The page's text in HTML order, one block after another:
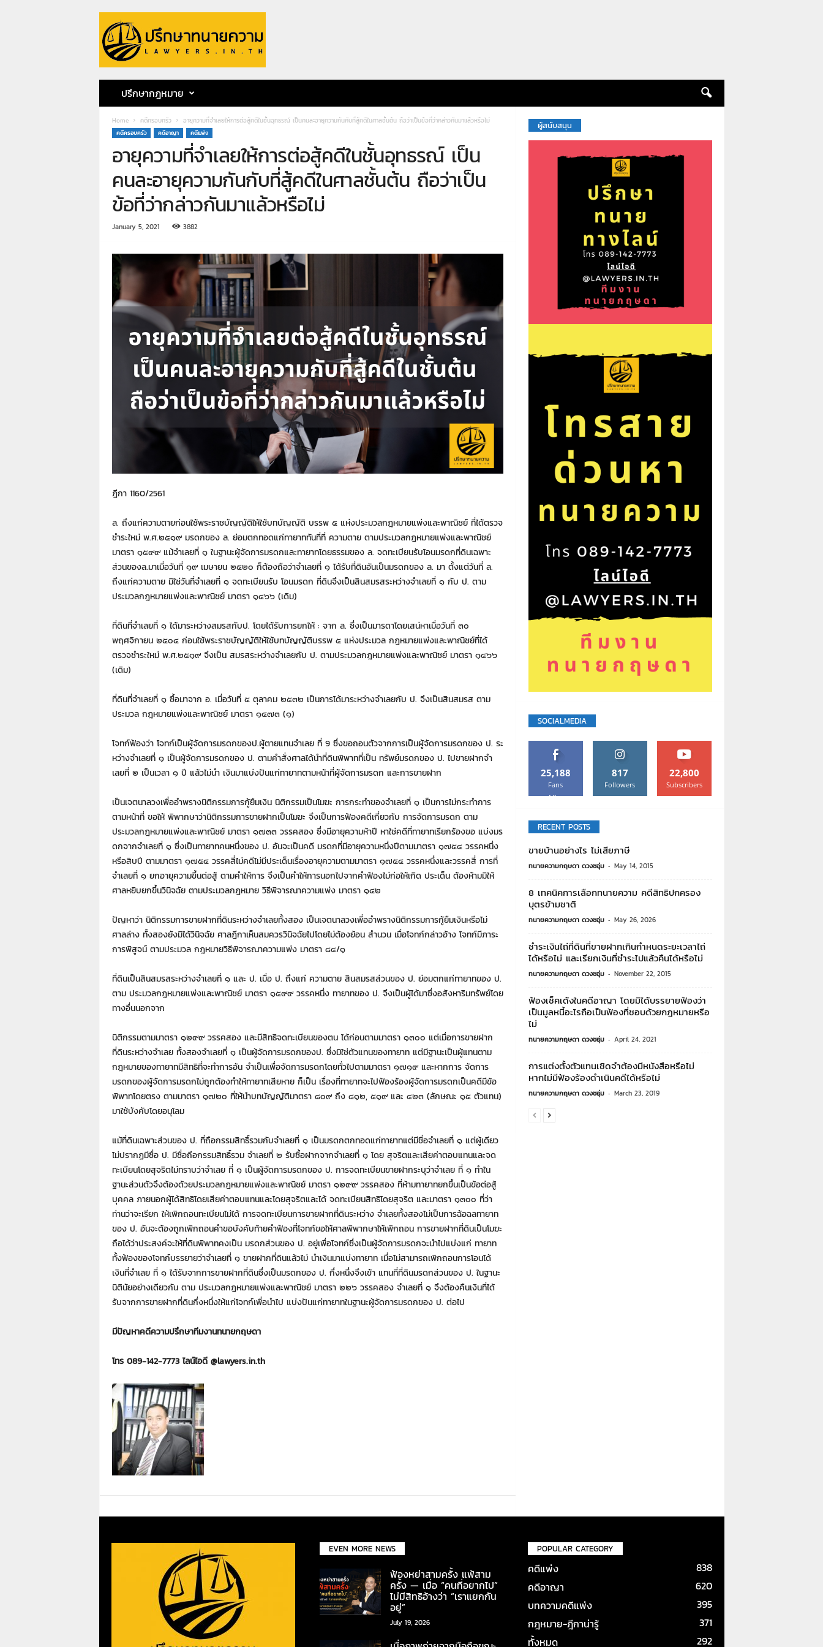
ป
ก
ษ
ปรึกษากฎหมาย
Home คดีครอบครัว อายุความที่จำเลยให้การต่อสู้คดีในชั้นอุทธรณ์ เป็นคนละอายุความกันกับที่สู้คดีในศาลชั้นต้น ถือว่าเป็นข้อที่ว่ากล่าวกันมาแล้วหรือไม่
คดีครอบครัว คดีอาญา คดีแพ่ง
อายุความที่จำเลยให้การต่อสู้คดีในชั้นอุทธรณ์ เป็น
คนละอายุความกันกับที่สู้คดีในศาลชั้นต้น ถือว่าเป็น
ข้อที่ว่ากล่าวกันมาแล้วหรือไม่
January 5, 2021 3882
ฎีกา 1160/2561
ล. ถึงแก่ความตายก่อนใช้พระราชบัญญัติให้ใช้บทบัญญัติ บรรพ ๕ แห่งประมวลกฎหมายแพ่งและพาณิชย์ ที่ได้ตรวจ
ชําระใหม่ พ.ศ.๒๕๑๙ มรดกของ ล. ย่อมตกทอดแก่ทายาททันที่ที่ ความตาย ตามประมวลกฎหมายแพ่งและพาณิชย์
มาตรา ๑๕๙๙ แม้จําเลยที่ ๑ ในฐานะผู้จัดการมรดกและทายาทโดยธรรมของ ล. จดทะเบียนรับโอนมรดกที่ดินเฉพาะ
ส่วนของล.มาเมื่อวันที่ ๑๙ เมษายน ๒๕๒๐ ก็ต้องถือว่าจําเลยที่ ๑ ได้รับที่ดินอันเป็นมรดกของ ล. มา ตั้งแต่วันที่ ล.
ถึงแก่ความตาย มิใช่วันที่จําเลยที่ ๑ จดทะเบียนรับ โอนมรดก ที่ดินจึงเป็นสินสมรสระหว่างจําเลยที่ ๑ กับ ป. ตาม
ประมวลกฎหมายแพ่งและพาณิชย์ มาตรา ๑๔๖๖ (เดิม)
ที่ดินที่จําเลยที่ ๑ ได้มาระหว่างสมรสกับป. โดยได้รับการยกให้ : จาก ล. ซึ่งเป็นมารดาโดยเสน่หาเมื่อวันที่ ๓๐
พฤศจิกายน ๒๕๐๔ ก่อนใช้พระราชบัญญัติให้ใช้บทบัญญัติบรรพ ๕ แห่งประมวล กฎหมายแพ่งและพาณิชย์ที่ได้
ตรวจชําระใหม่ พ.ศ.๒๕๑๙ จึงเป็น สมรสระหว่างจําเลยกับ ป. ตามประมวลกฎหมายแพ่งและพาณิชย์ มาตรา ๑๔๖๖
(เดิม)
ที่ดินที่จําเลยที่ ๑ ซื้อมาจาก อ. เมื่อวันที่ ๕ ตุลาคม ๒๕๓๒ เป็นการได้มาระหว่างจําเลยกับ ป. จึงเป็นสินสมรส ตาม
ประมวล กฎหมายแพ่งและพาณิชย์ มาตรา ๑๔๗๓ (๑)
โจทก์ฟ้องว่า โจทก์เป็นผู้จัดการมรดกของป.ผู้ตายแทนจําเลย ที่ 9 ซึ่งขอถอนตัวจากการเป็นผู้จัดการมรดกของ ป. ระ
หว่างจําเลยที่ ๑ เป็นผู้จัดการมรดกของ ป. ตามคําสั่งศาลได้นําที่ดินพิพาทที่เป็น ทรัพย์มรดกของ ป. ไปขายฝากจํา
เลยที่ ๒ เป็นเวลา ๑ ปี แล้วไม่นํา เงินมาแบ่งปันแก่ทายาทตามหน้าที่ผู้จัดการมรดก และการขายฝาก
เป็นเจตนาลวงเพื่ออําพรางนิติกรรมการกู้ยืมเงิน นิติกรรมเป็นโมฆะ การกระทําของจําเลยที่ ๑ เป็นการไม่กระทําการ
ตามหน้าที่ ขอให้ พิพากษาว่านิติกรรมการขายฝากเป็นโมฆะ จึงเป็นการฟ้องคดีเกี่ยวกับ การจัดการมรดก ตาม
ประมวลกฎหมายแพ่งและพาณิชย์ มาตรา ๑๗๓๓ วรรคสอง ซึ่งมีอายุความห้าปี หาใช่คดีที่ทายาทเรียกร้องขอ แบ่งมร
ดกจากจําเลยที่ ๑ ซึ่งเป็นทายาทคนหนึ่งของ ป. อันจะเป็นคดี มรดกที่มีอายุความหนึ่งปีตามมาตรา ๑๗๕๔ วรรคหนึ่ง
หรือสิบปี ตามมาตรา ๑๗๕๔ วรรคสี่ไม่คดีไม่มีประเด็นเรื่องอายุความตามมาตรา ๑๗๕๔ วรรคหนึ่งและวรรคสี่ การที่
จําเลยที่ ๑ ยกอายุความขึ้นต่อสู้ ตามคําให้การ จึงเป็นคําให้การนอกไปจากคําฟ้องไม่ก่อให้เกิด ประเด็น ต้องห้ามมิให้
ศาลหยิบยกขึ้นวินิจฉัย ตามประมวลกฎหมาย วิธีพิจารณาความแพ่ง มาตรา ๑๔๒
ปัญหาว่า นิติกรรมการขายฝากที่ดินระหว่างจําเลยทั้งสอง เป็นเจตนาลวงเพื่ออําพรางนิติกรรมการกู้ยืมเงินหรือไม่
ศาลล่าง ทั้งสองยังมิได้วินิจฉัย ศาลฎีกาเห็นสมควรวินิจฉัยไปโดยไม่ต้องย้อน สํานวน เมื่อโจทก์กล่าวอ้าง โจทก์มีภาระ
การพิสูจน์ ตามประมวล กฎหมายวิธีพิจารณาความแพ่ง มาตรา ๘๔/๑
ที่ดินเป็นสินสมรสระหว่างจําเลยที่ ๑ และ ป. เมื่อ ป. ถึงแก่ ความตาย สินสมรสส่วนของ ป. ย่อมตกแก่ทายาทของ ป.
ตาม ประมวลกฎหมายแพ่งและพาณิชย์ มาตรา ๑๕๙๙ วรรคหนึ่ง ทายาทของ ป. จึงเป็นผู้ได้มาซึ่งอสังหาริมทรัพย์โดย
ทางอื่นนอกจาก
นิติกรรมตามมาตรา ๑๒๙๙ วรรคสอง และมีสิทธิจดทะเบียนของตน ได้ก่อนตามมาตรา ๑๓๐๐ แต่เมื่อการขายฝาก
ที่ดินระหว่างจําเลย ทั้งสองจําเลยที่ ๑ เป็นผู้จัดการมรดกของป. ซึ่งมิใช่ตัวแทนของทายาท แต่มีฐานะเป็นผู้แทนตาม
กฎหมายของทายาทมีสิทธิที่จะทําการอัน จําเป็นเพื่อจัดการมรดกโดยทั่วไปตามมาตรา ๑๗๑๙ และหากการ จัดการ
มรดกของผู้จัดการมรดกไม่ถูกต้องทําให้ทายาทเสียหาย ก็เป็น เรื่องที่ทายาทจะไปฟ้องร้องผู้จัดการมรดกเป็นคดีมีข้อ
พิพาทโดยตรง ตามมาตรา ๑๗๒๐ ที่ให้นําบทบัญญัติมาตรา ๘๐๙ ถึง ๘๑๒, ๕๑๙ และ ๔๒๓ (ลักษณะ ๑๕ ตัวแทน)
มาใช้บังคับโดยอนุโลม
แม้ที่ดินเฉพาะส่วนของ ป. ที่ถือกรรมสิทธิ์รวมกับจําเลยที่ ๑ เป็นมรดกตกทอดแก่ทายาทแต่มีชื่อจําเลยที่ ๑ แต่ผู้เดียว
ไม่ปรากฏมีชื่อ ป. มีชื่อถือกรรมสิทธิ์รวม จําเลยที่ ๒ รับซื้อฝากจากจําเลยที่ ๑ โดย สุจริตและเสียค่าตอบแทนและจด
ทะเบียนโดยสุจริตไม่ทราบว่าจําเลย ที่ ๑ เป็นผู้จัดการมรดกของ ป. การจดทะเบียนขายฝากระบุว่าจําเลย ที่ ๑ ทําใน
ฐานะส่วนตัวจึงต้องด้วยประมวลกฎหมายแพ่งและพาณิชย์ มาตรา ๑๒๙๙ วรรคสอง ที่ห้ามทายาทยกขึ้นเป็นข้อต่อสู้
บุคคล ภายนอกผู้ได้สิทธิโดยเสียค่าตอบแทนและโดยสุจริตและได้ จดทะเบียนสิทธิโดยสุจริต และมาตรา ๑๓๐๐ ที่ว่า
ท่านว่าจะเรียก ให้เพิกถอนทะเบียนไม่ได้ การจดทะเบียนการขายฝากที่ดินระหว่าง จําเลยทั้งสองไม่เป็นการฉ้อฉลทายาท
ของ ป. อันจะต้องถูกเพิกถอนคําขอบังคับท้ายคําฟ้องที่โจทก์ขอให้ศาลพิพากษาให้เพิกถอน การขายฝากที่ดินเป็นโมฆะ
ถือได้ว่าประสงค์จะให้ที่ดินพิพาทคงเป็น มรดกส่วนของ ป. อยู่เพื่อโจทก์ซึ่งเป็นผู้จัดการมรดกจะนําไปแบ่งแก่ ทายาท
ทั้งฟ้องของโจทก์บรรยายว่าจําเลยที่ ๑ ขายฝากที่ดินแล้วไม่ นําเงินมาแบ่งทายาท เมื่อไม่สามารถเพิกถอนการโอนได้
เงินที่จําเลย ที่ ๑ ได้รับจากการขายฝากที่ดินซึ่งเป็นมรดกของ ป. กึ่งหนึ่งจึงเข้า แทนที่ที่ดินมรดกส่วนของ ป. ในฐานะ
นิตินัยอย่างเดียวกัน ตาม ประมวลกฎหมายแพ่งและพาณิชย์ มาตรา ๒๒๖ วรรคสอง จําเลยที่ ๑ จึงต้องคืนเงินที่ได้
รับจากการขายฝากที่ดินกึ่งหนึ่งให้แก่โจทก์เพื่อนําไป แบ่งปันแก่ทายาทในฐานะผู้จัดการมรดกของ ป. ต่อไป
มีปัญหาคดีความปรึกษาทีมงานทนายกฤษดา
โทร 089-142-7773 ไลน์ไอดี @lawyers.in.th
ผู้สนับสนุน
SOCIALMEDIA
25,188
Fans
Like
817
Followers
22,800
Subscribers
RECENT POSTS
ขายบ้านอย่างไร ไม่เสียภาษี
ทนายความกฤษดา ดวงชอุ่ม - May 14, 2015
8 เทคนิคการเลือกทนายความ คดีสิทธิปกครอง
บุตรข้ามชาติ
ทนายความกฤษดา ดวงชอุ่ม - May 26, 2026
ชำระเงินไถ่ที่ดินที่ขายฝากเกินกำหนดระยะเวลาไถ่
ได้หรือไม่ และเรียกเงินที่ชำระไปแล้วคืนได้หรือไม่
ทนายความกฤษดา ดวงชอุ่ม - November 22, 2015
ฟ้องเช็คเด้งในคดีอาญา โดยมิได้บรรยายฟ้องว่า
เป็นมูลหนี้อะไรถือเป็นฟ้องที่ชอบด้วยกฎหมายหรือ
ไม่
ทนายความกฤษดา ดวงชอุ่ม - April 24, 2021
การแต่งตั้งตัวแทนเชิดจำต้องมีหนังสือหรือไม่
หากไม่มีฟ้องร้องดำเนินคดีได้หรือไม่
ทนายความกฤษดา ดวงชอุ่ม - March 23, 2019
EVEN MORE NEWS
ฟ้องหย่าสามครั้ง แพ้สาม
ครั้ง — เมื่อ “คนที่อยากไป”
ไม่มีสิทธิอ้างว่า “เราแยกกัน
อยู่”
July 19, 2026
POPULAR CATEGORY
คดีแพ่ง
838
คดีอาญา
620
บทความคดีแพ่ง
395
กฎหมาย-ฎีกาน่ารู้
371
ทั้งหมด
292